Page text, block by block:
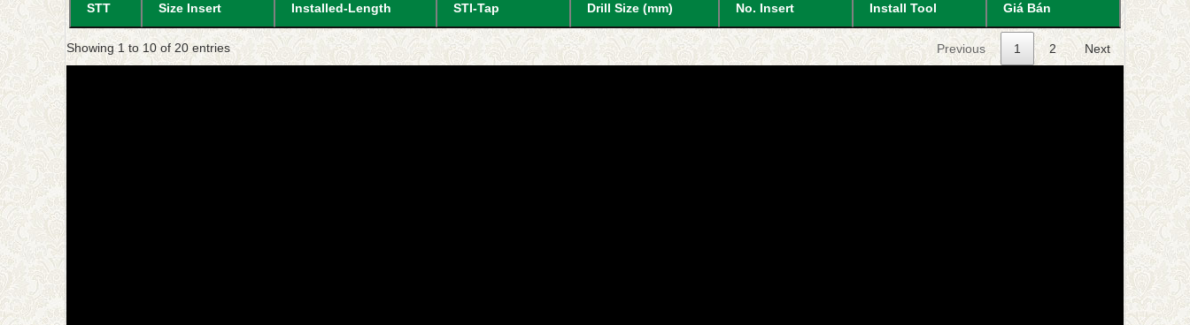
STT Size Insert Installed-Length STI-Tap Drill Size (mm) No. Insert Install Tool Giá Bán
Showing 1 to 10 of 20 entries Previous 1 2 Next